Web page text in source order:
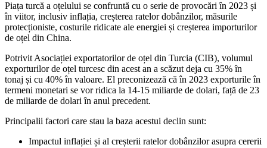
Piața turcă a oțelului se confruntă cu o serie de provocări în 2023 și
în viitor, inclusiv inflația, creșterea ratelor dobânzilor, măsurile
protecționiste, costurile ridicate ale energiei și creșterea importurilor
de oțel din China.
Potrivit Asociației exportatorilor de oțel din Turcia (CIB), volumul
exporturilor de oțel turcesc din acest an a scăzut deja cu 35% în
tonaj și cu 40% în valoare. El preconizează că în 2023 exporturile în
termeni monetari se vor ridica la 14-15 miliarde de dolari, față de 23
de miliarde de dolari în anul precedent.
Principalii factori care stau la baza acestui declin sunt:
Impactul inflației și al creșterii ratelor dobânzilor asupra cererii